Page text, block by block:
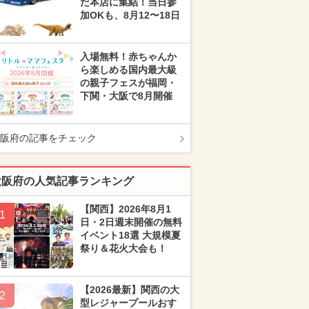
加OKも、8月12〜18日
入場無料！赤ちゃんか
ら楽しめる国内最大級
の親子フェスが福岡・
下関・大阪で8月開催
府の記事をチェック
府の人気記事ランキング
1
【関西】2026年8月1
日・2日週末開催の無料
イベント18選 大規模夏
祭り＆花火大会も！
2
【2026最新】関西の大
型レジャープールおす